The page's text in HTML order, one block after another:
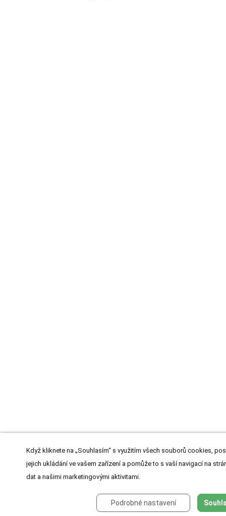
Když kliknete na „Souhlasím“ s využitím všech souborů cookies,
jejich ukládání ve vašem zařízení a pomůže to s vaší navigací na
dat a našimi marketingovými aktivitami.
Podrobné nastavení